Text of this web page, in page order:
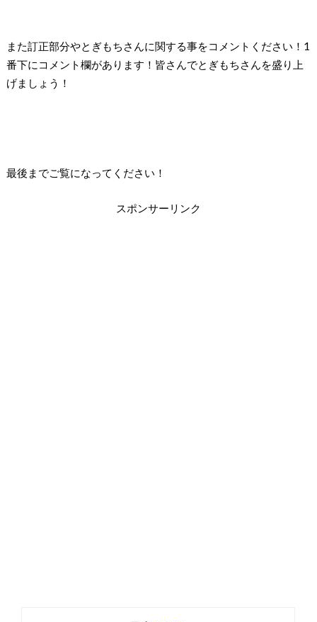
また訂正部分やとぎもちさんに関する事をコメントください！1
番下にコメント欄があります！皆さんでとぎもちさんを盛り上
げましょう！
最後までご覧になってください！
スポンサーリンク